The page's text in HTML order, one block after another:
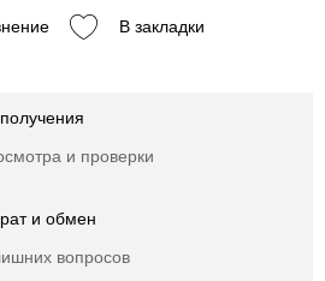
В закладки
и проверки
и обмен
вопросов